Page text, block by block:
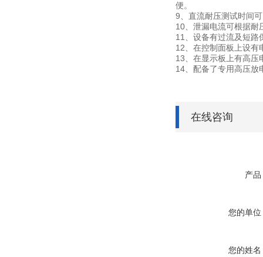
便。
9、直流耐压测试时间
10、泄漏电流可根据耐
11、设备有过流及短路
12、在控制面板上设有
13、在显示板上有高压
14、配备了专用高压放
在线咨询
产品
您的单位
您的姓名